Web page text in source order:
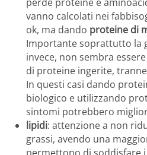
vanno calcolati nei
ok, ma dando proteine di
Importante soprattutto la
invece, non sembra
di proteine ingerite,
In questi casi dando
biologico e utilizzando
sintomi potrebbero
lipidi: attenzione a non
grassi, avendo una